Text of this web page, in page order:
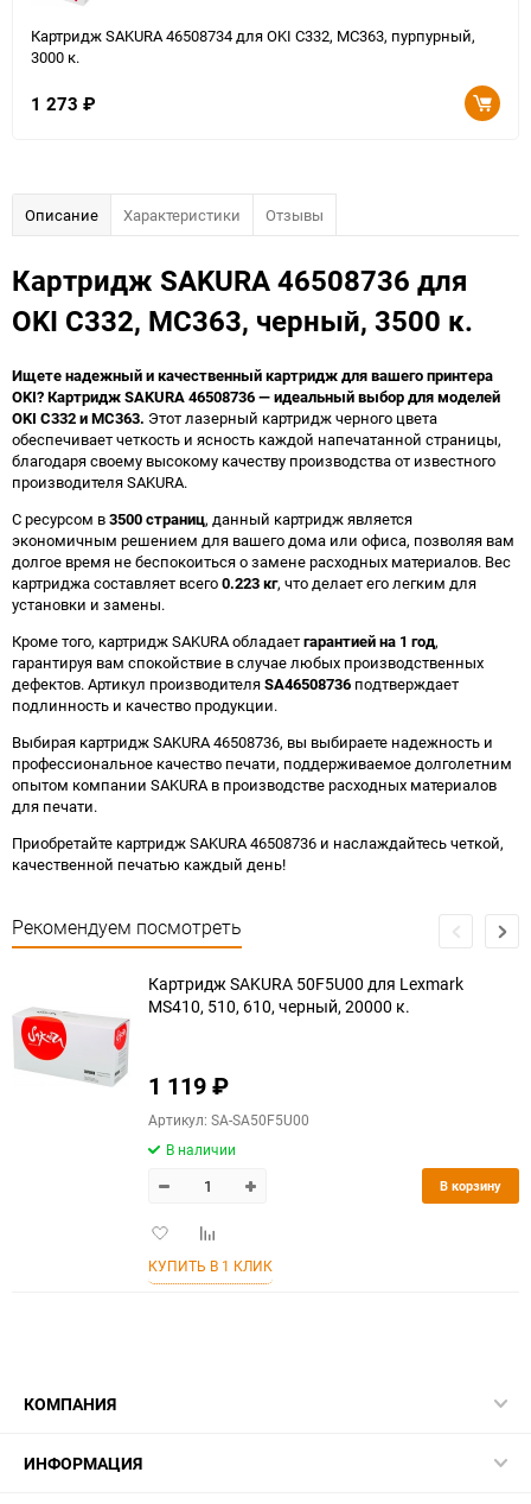
Картридж SAKURA 46508734 для OKI C332, MC363, пурпурный,
3000 к.
1 273 ₽
Описание Характеристики Отзывы
Картридж SAKURA 46508736 для
OKI C332, MC363, черный, 3500 к.
Ищете надежный и качественный картридж для вашего принтера
OKI? Картридж SAKURA 46508736 — идеальный выбор для моделей
OKI C332 и MC363. Этот лазерный картридж черного цвета
обеспечивает четкость и ясность каждой напечатанной страницы,
благодаря своему высокому качеству производства от известного
производителя SAKURA.
С ресурсом в3500 страниц, данный картридж является
экономичным решением для вашего дома или офиса, позволяя вам
долгое время не беспокоиться о замене расходных материалов. Вес
картриджа составляет всего0.223 кг, что делает его легким для
установки и замены.
Кроме того, картридж SAKURA обладаетгарантией на 1 год,
гарантируя вам спокойствие в случае любых производственных
дефектов. Артикул производителяSA46508736 подтверждает
подлинность и качество продукции.
Выбирая картридж SAKURA 46508736, вы выбираете надежность и
профессиональное качество печати, поддерживаемое долголетним
опытом компании SAKURA в производстве расходных материалов
для печати.
Приобретайте картридж SAKURA 46508736 и наслаждайтесь четкой,
качественной печатью каждый день!
Рекомендуем посмотреть
Картридж SAKURA 50F5U00 для Lexmark
MS410, 510, 610, черный, 20000 к.
1 119₽
Артикул: SA-SA50F5U00
В наличии
Добавить
избранное
Добавить
сравнению
В корзину
КУПИТЬ В 1 КЛИК
КОМПАНИЯ
ИНФОРМАЦИЯ